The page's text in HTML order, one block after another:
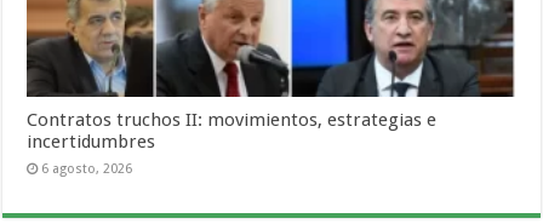
Contratos truchos II: movimientos, estrategias e
incertidumbres
6 agosto, 2026